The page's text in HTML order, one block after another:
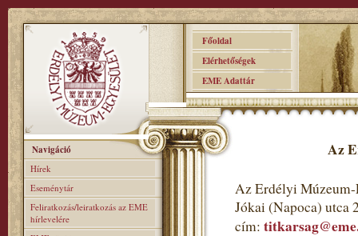
Főoldal
Elérhetőségek
EME Adattár
Navigáció
Hírek
Eseménytár
Feliratkozás/leiratkozás az EME
hírlevelére
Az
Az Erdélyi
Jókai (Napoca) utca
cím: